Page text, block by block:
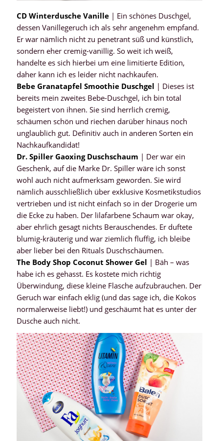
CD Winterdusche Vanille| Ein schönes Duschgel,
dessen Vanillegeruch ich als sehr angenehm empfand.
Er war nämlich nicht zu penetrant süß und künstlich,
sondern eher cremig-vanillig. So weit ich weiß,
handelte es sich hierbei um eine limitierte Edition,
daher kann ich es leider nicht nachkaufen.
Bebe Granatapfel Smoothie Duschgel | Dieses ist
bereits mein zweites Bebe-Duschgel, ich bin total
begeistert von ihnen. Sie sind herrlich cremig,
schäumen schön und riechen darüber hinaus noch
unglaublich gut. Definitiv auch in anderen Sorten ein
Nachkaufkandidat!
Dr. Spiller Gaoxing Duschschaum | Der war ein
Geschenk, auf die Marke Dr. Spiller wäre ich sonst
wohl auch nicht aufmerksam geworden. Sie wird
nämlich ausschließlich über exklusive Kosmetikstudios
vertrieben und ist nicht einfach so in der Drogerie um
die Ecke zu haben. Der lilafarbene Schaum war okay,
aber ehrlich gesagt nichts Berauschendes. Er duftete
blumig-kräuterig und war ziemlich fluffig, ich bleibe
aber lieber bei den Rituals Duschschäumen.
The Body Shop Coconut Shower Gel | Bäh – was
habe ich es gehasst. Es kostete mich richtig
Überwindung, diese kleine Flasche aufzubrauchen. Der
Geruch war einfach eklig (und das sage ich, die Kokos
normalerweise liebt!) und geschäumt hat es unter der
Dusche auch nicht.